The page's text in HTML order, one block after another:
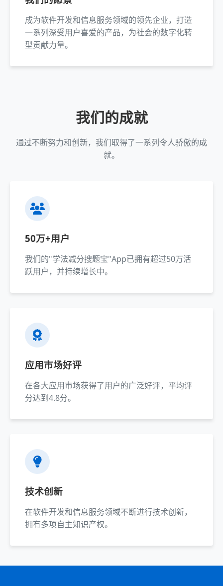
成为软件开发和信息服务领域的领先企业，打造
一系列深受用户喜爱的产品，为社会的数字化转
型贡献力量。
我们的成就
通过不断努力和创新，我们取得了一系列令人骄傲的成
就。
50万+用户
我们的"学法减分搜题宝"App已拥有超过50万活
跃用户，并持续增长中。
应用市场好评
在各大应用市场获得了用户的广泛好评，平均评
分达到4.8分。
技术创新
在软件开发和信息服务领域不断进行技术创新，
拥有多项自主知识产权。